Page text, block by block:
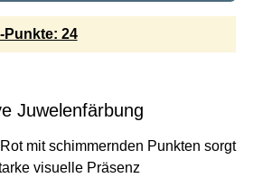
Punkte: 24
Juwelenfärbung
mit schimmernden Punkten sorgt
visuelle Präsenz